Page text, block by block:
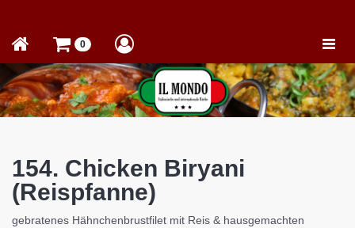
Toggle
0
154. Chicken Biryani
(Reispfanne)
gebratenes Hähnchenbrustfilet mit Reis & hausgemachten